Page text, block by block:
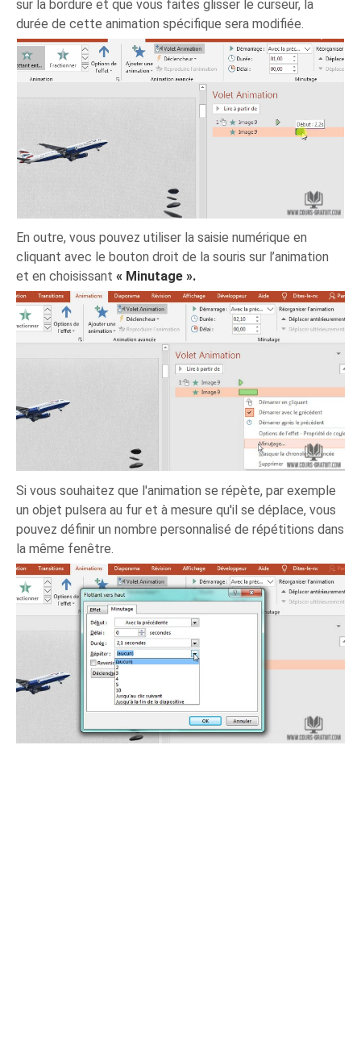
sur la bordure et que vous faites glisser le curseur, la
durée de cette animation spécifique sera modifiée.
En outre, vous pouvez utiliser la saisie numérique en
cliquant avec le bouton droit de la souris sur l’animation
et en choisissant« Minutage ».
Si vous souhaitez que l'animation se répète, par exemple
un objet pulsera au fur et à mesure qu'il se déplace, vous
pouvez définir un nombre personnalisé de répétitions dans
la même fenêtre.